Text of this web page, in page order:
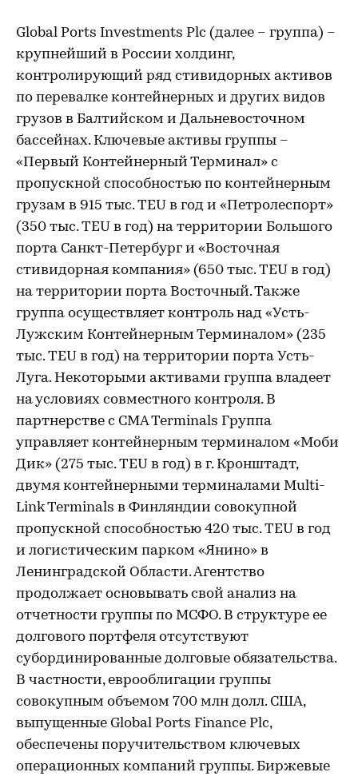
Global Ports Investments Plc (далее – группа) –
крупнейший в России холдинг,
контролирующий ряд стивидорных активов
по перевалке контейнерных и других видов
грузов в Балтийском и Дальневосточном
бассейнах. Ключевые активы группы –
«Первый Контейнерный Терминал» с
пропускной способностью по контейнерным
грузам в 915 тыс. TEU в год и «Петролеспорт»
(350 тыс. TEU в год) на территории Большого
порта Санкт-Петербург и «Восточная
стивидорная компания» (650 тыс. TEU в год)
на территории порта Восточный. Также
группа осуществляет контроль над «Усть-
Лужским Контейнерным Терминалом» (235
тыс. TEU в год) на территории порта Усть-
Луга. Некоторыми активами группа владеет
на условиях совместного контроля. В
партнерстве с CMA Terminals Группа
управляет контейнерным терминалом «Моби
Дик» (275 тыс. TEU в год) в г. Кронштадт,
двумя контейнерными терминалами Multi-
Link Terminals в Финляндии совокупной
пропускной способностью 420 тыс. TEU в год
и логистическим парком «Янино» в
Ленинградской Области. Агентство
продолжает основывать свой анализ на
отчетности группы по МСФО. В структуре ее
долгового портфеля отсутствуют
субординированные долговые обязательства.
В частности, еврооблигации группы
совокупным объемом 700 млн долл. США,
выпущенные Global Ports Finance Plc,
обеспечены поручительством ключевых
операционных компаний группы. Биржевые